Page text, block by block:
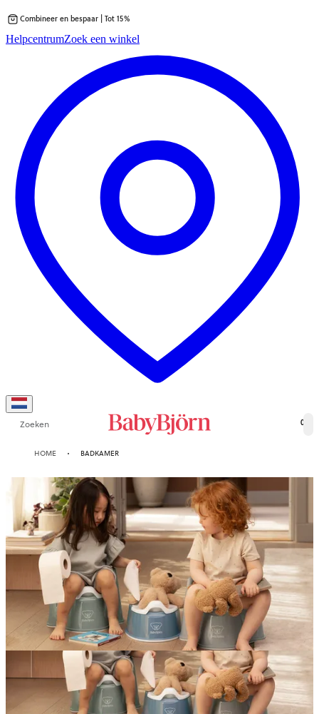
direct
Combineer en bespaar | Tot 15%
HelpcentrumZoek een winkel
Zoeken 0
HOME BADKAMER